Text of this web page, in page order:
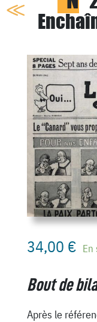
34,00 € En
Bout de
Après le